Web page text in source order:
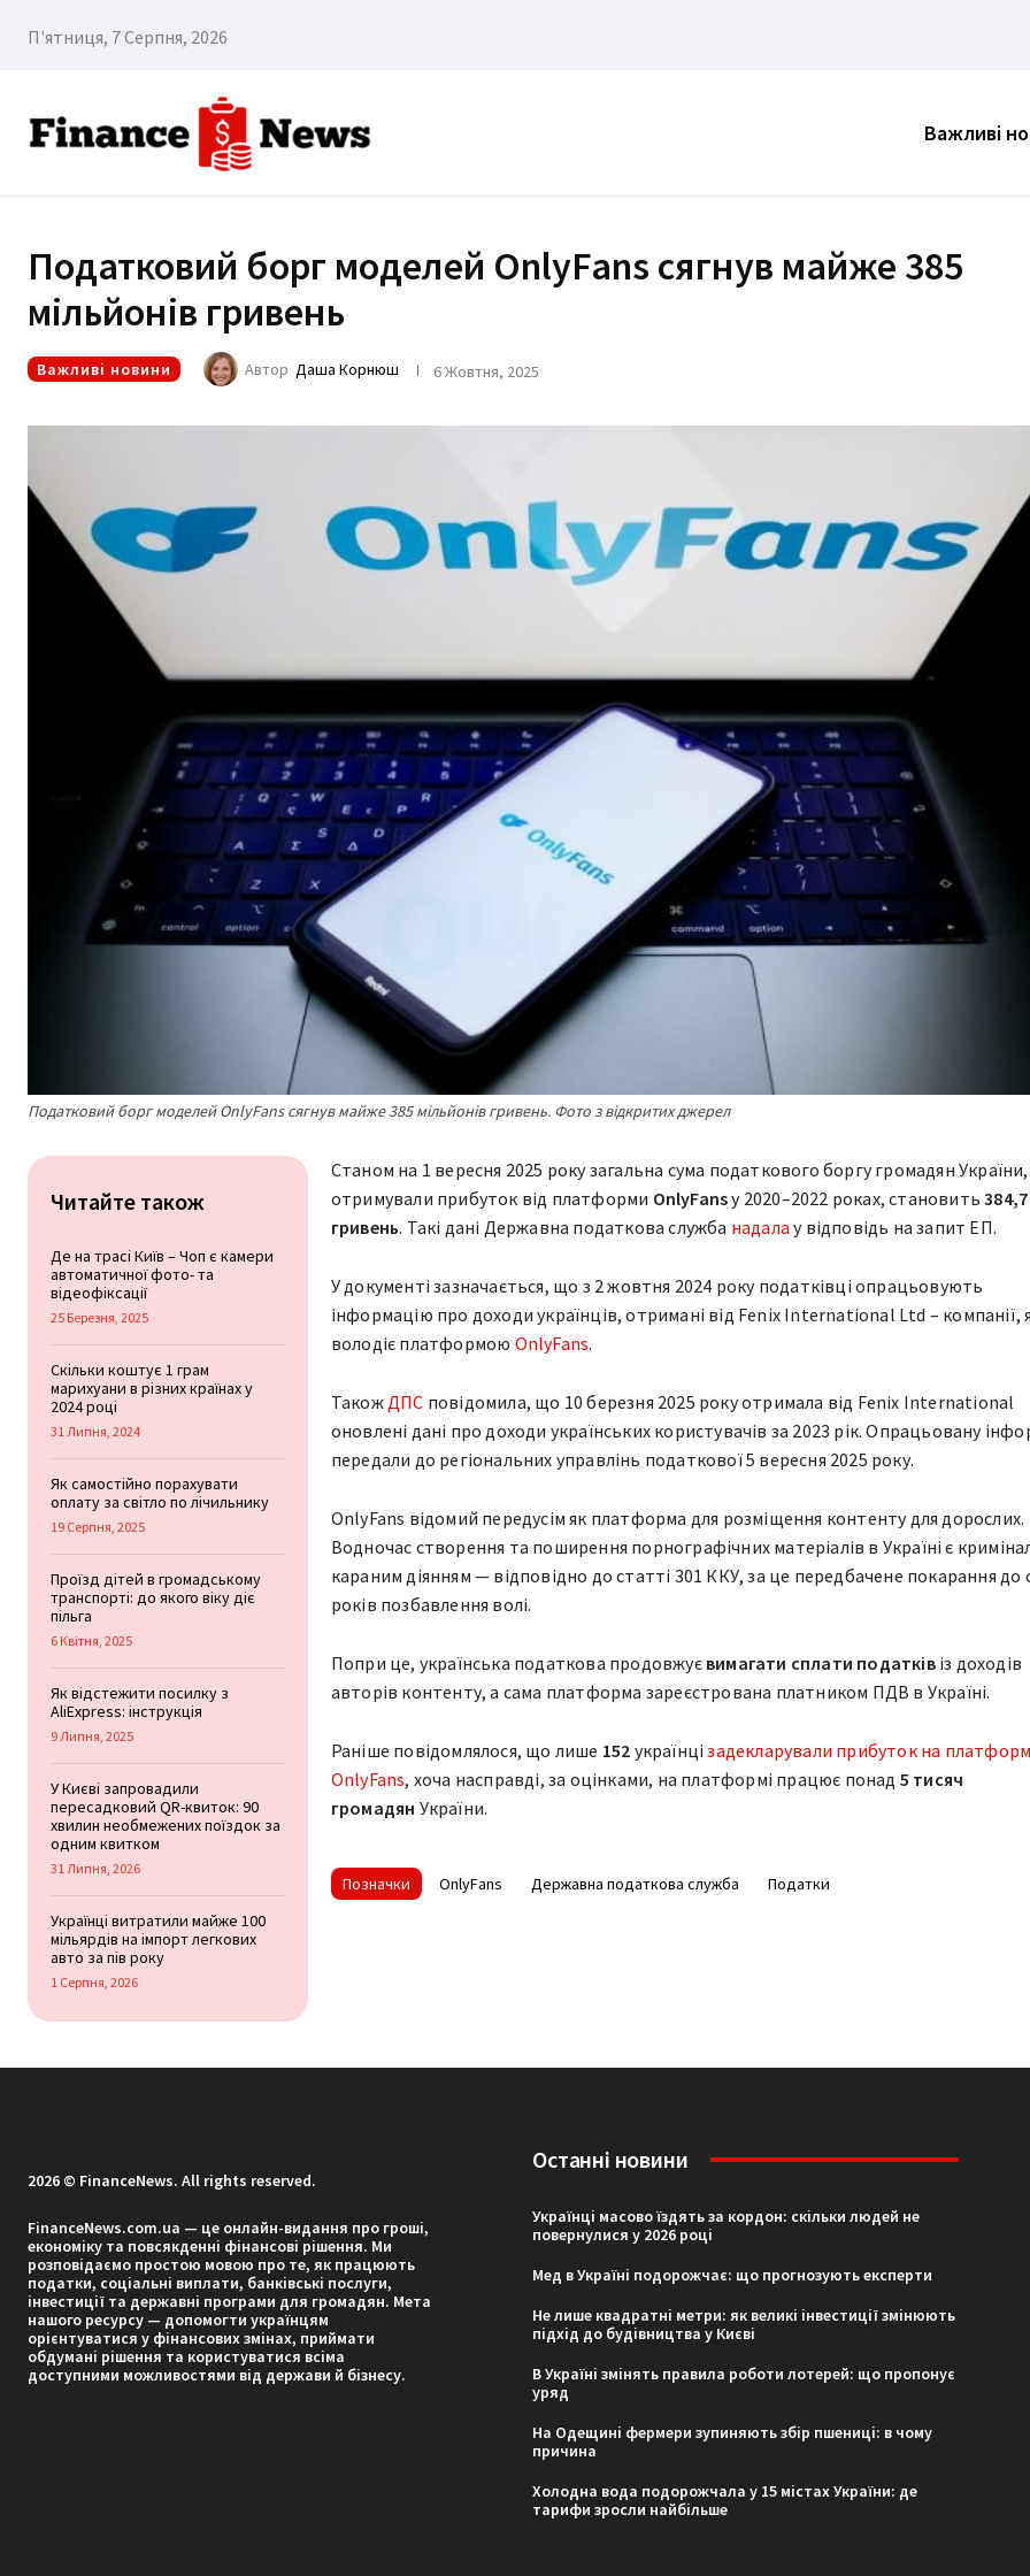
П'ятниця, 7 Серпня, 2026
Важливі
Податковий борг моделей OnlyFans сягнув майже 385
мільйонів гривень
Важливі новини Автор Даша Корнюш 6 Жовтня, 2025
Податковий борг моделей OnlyFans сягнув майже 385 мільйонів гривень. Фото з відкритих джерел
Читайте також
Де на трасі Київ – Чоп є камери
автоматичної фото- та
відеофіксації
25 Березня, 2025
Скільки коштує 1 грам
марихуани в різних країнах у
2024 році
31 Липня, 2024
Як самостійно порахувати
оплату за світло по лічильнику
19 Серпня, 2025
Проїзд дітей в громадському
транспорті: до якого віку діє
пільга
6 Квітня, 2025
Як відстежити посилку з
AliExpress: інструкція
9 Липня, 2025
У Києві запровадили
пересадковий QR-квиток: 90
хвилин необмежених поїздок за
одним квитком
31 Липня, 2026
Українці витратили майже 100
мільярдів на імпорт легкових
авто за пів року
1 Серпня, 2026
Станом на 1 вересня 2025 року загальна сума податкового боргу громадян України,
отримували прибуток від платформи OnlyFansу 2020–2022 роках, становить
гривень. Такі дані Державна податкова служба надала у відповідь на запит ЕП.
У документі зазначається, що з 2 жовтня 2024 року податківці опрацьовують
інформацію про доходи українців, отримані від Fenix International Ltd – компанії,
володіє платформою OnlyFans.
Також ДПС повідомила, що 10 березня 2025 року отримала від Fenix International
оновлені дані про доходи українських користувачів за 2023 рік. Опрацьовану
передали до регіональних управлінь податкової 5 вересня 2025 року.
OnlyFans відомий передусім як платформа для розміщення контенту для дорослих.
Водночас створення та поширення порнографічних матеріалів в Україні є
караним діянням — відповідно до статті 301 ККУ, за це передбачене покарання до
років позбавлення волі.
Попри це, українська податкова продовжує вимагати сплати податківіз доходів
авторів контенту, а сама платформа зареєстрована платником ПДВ в Україні.
Раніше повідомлялося, що лише 152 українцізадекларували прибуток на
OnlyFans, хоча насправді, за оцінками, на платформі працює понад 5 тисяч
громадян України.
Позначки OnlyFans Державна податкова служба Податки
2026 © FinanceNews. All rights reserved.
FinanceNews.com.ua — це онлайн-видання про гроші,
економіку та повсякденні фінансові рішення. Ми
розповідаємо простою мовою про те, як працюють
податки, соціальні виплати, банківські послуги,
інвестиції та державні програми для громадян. Мета
нашого ресурсу — допомогти українцям
орієнтуватися у фінансових змінах, приймати
обдумані рішення та користуватися всіма
доступними можливостями від держави й бізнесу.
Останні новини
Українці масово їздять за кордон: скільки людей не
повернулися у 2026 році
Мед в Україні подорожчає: що прогнозують експерти
Не лише квадратні метри: як великі інвестиції змінюють
підхід до будівництва у Києві
В Україні змінять правила роботи лотерей: що пропонує
уряд
На Одещині фермери зупиняють збір пшениці: в чому
причина
Холодна вода подорожчала у 15 містах України: де
тарифи зросли найбільше